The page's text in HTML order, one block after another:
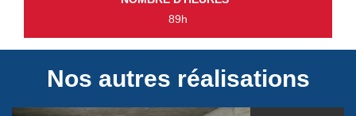
89h
Nos autres réalisations